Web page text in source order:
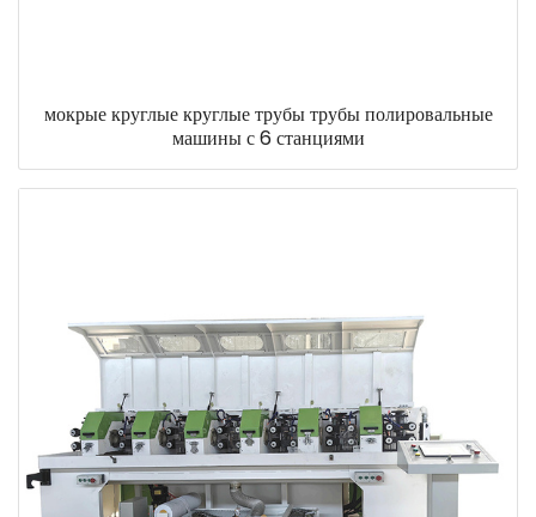
мокрые круглые круглые трубы трубы полировальные
машины с 6 станциями